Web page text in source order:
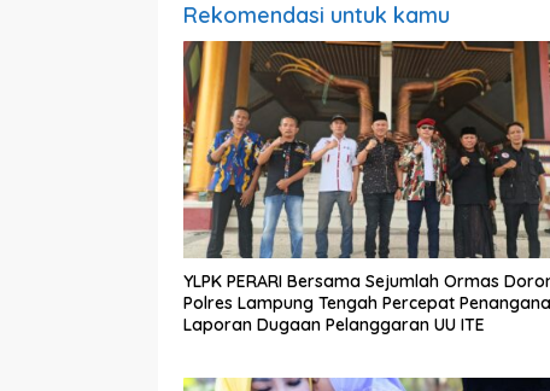
Rekomendasi untuk kamu
YLPK PERARI Bersama Sejumlah Ormas
Polres Lampung Tengah Percepat
Laporan Dugaan Pelanggaran UU ITE